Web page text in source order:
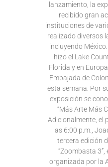
lanzamiento, la
recibido gran
instituciones de
realizado diversos
incluyendo
hizo el Lake
Florida y en
Embajada de
esta semana. Por
exposición se
“Más Arte Más
Adicionalmente, el
las 6:00 p.m.,
tercera edición
“Zoombasta 3”,
organizada por la